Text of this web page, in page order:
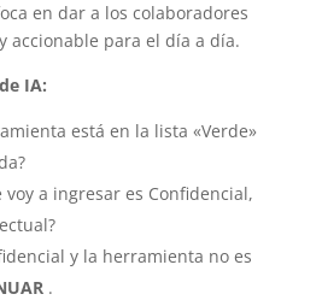
en dar a los colaboradores
accionable para el día a día.
IA:
está en la lista «Verde»
voy a ingresar es Confidencial,
y la herramienta no es
.